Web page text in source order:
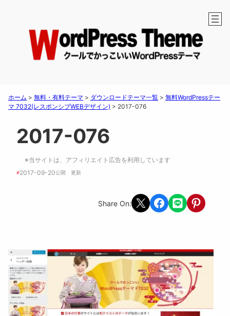
ホーム > 無料・有料テーマ > ダウンロードテーマ一覧 > 無料WordPressテー
マ 7032(レスポンシブWEBデザイン) > 2017-076
2017-076
※当サイトは、アフィリエイト広告を利用しています
#2017-09-20公開 更新
Share On: Share on X Share on Facebook
Share on LINEShare on